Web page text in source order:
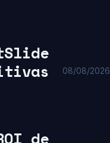
08/08/2026
de